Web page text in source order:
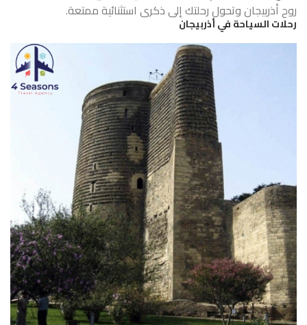
روح أذربيجان وتحول رحلتك إلى ذكرى استثنائية ممتعة.
رحلات السياحة في أذربيجان